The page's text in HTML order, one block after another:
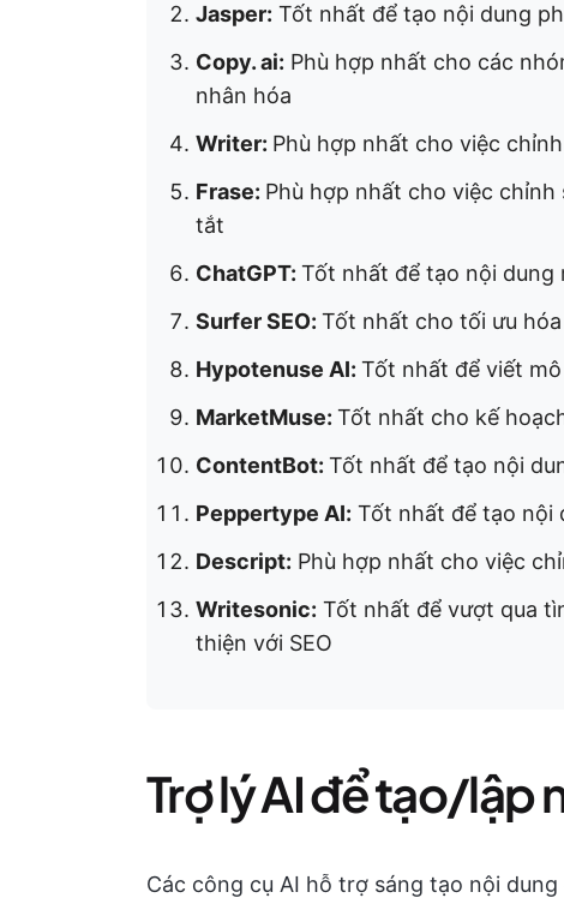
Jasper: Tốt nhất để tạo nội dung
Copy. ai: Phù hợp nhất cho các
nhân hóa
Writer: Phù hợp nhất cho việc
Frase: Phù hợp nhất cho việc
tắt
ChatGPT: Tốt nhất để tạo nội dung
Surfer SEO: Tốt nhất cho tối ưu
Hypotenuse AI: Tốt nhất để viết
MarketMuse: Tốt nhất cho kế
ContentBot: Tốt nhất để tạo nội
Peppertype AI: Tốt nhất để tạo nội
Descript: Phù hợp nhất cho việc
Writesonic: Tốt nhất để vượt qua
thiện với SEO
Trợ lý AI để tạo/lập
Các công cụ AI hỗ trợ sáng tạo nội